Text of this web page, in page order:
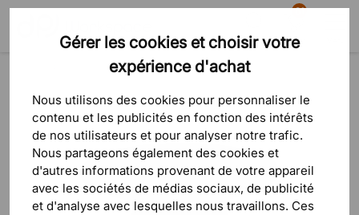
Gérer les cookies et choisir votre
expérience d'achat
Nous utilisons des cookies pour personnaliser le
contenu et les publicités en fonction des intérêts
de nos utilisateurs et pour analyser notre trafic.
Nous partageons également des cookies et
d'autres informations provenant de votre appareil
avec les sociétés de médias sociaux, de publicité
et d'analyse avec lesquelles nous travaillons. Ces
Recherche
81
Panier
Bureaux & tables Tables basses & tables d’appoint